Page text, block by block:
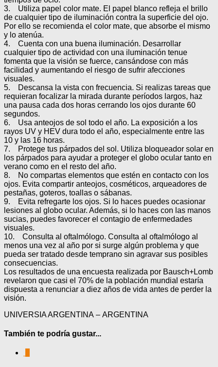
3. Utiliza papel color mate. El papel blanco refleja el brillo
de cualquier tipo de iluminación contra la superficie del ojo.
Por ello se recomienda el color mate, que absorbe el mismo
y lo atenúa.
4. Cuenta con una buena iluminación. Desarrollar
cualquier tipo de actividad con una iluminación tenue
fomenta que la visión se fuerce, cansándose con más
facilidad y aumentando el riesgo de sufrir afecciones
visuales.
5. Descansa la vista con frecuencia. Si realizas tareas que
requieran focalizar la mirada durante períodos largos, haz
una pausa cada dos horas cerrando los ojos durante 60
segundos.
6. Usa anteojos de sol todo el año. La exposición a los
rayos UV y HEV dura todo el año, especialmente entre las
10 y las 16 horas.
7. Protege tus párpados del sol. Utiliza bloqueador solar en
los párpados para ayudar a proteger el globo ocular tanto en
verano como en el resto del año.
8. No compartas elementos que estén en contacto con los
ojos. Evita compartir anteojos, cosméticos, arqueadores de
pestañas, goteros, toallas o sábanas.
9. Evita refregarte los ojos. Si lo haces puedes ocasionar
lesiones al globo ocular. Además, si lo haces con las manos
sucias, puedes favorecer el contagio de enfermedades
visuales.
10. Consulta al oftalmólogo. Consulta al oftalmólogo al
menos una vez al año por si surge algún problema y que
pueda ser tratado desde temprano sin agravar sus posibles
consecuencias.
Los resultados de una encuesta realizada por Bausch+Lomb
revelaron que casi el 70% de la población mundial estaría
dispuesta a renunciar a diez años de vida antes de perder la
visión.
UNIVERSIA ARGENTINA – ARGENTINA
También te podría gustar...